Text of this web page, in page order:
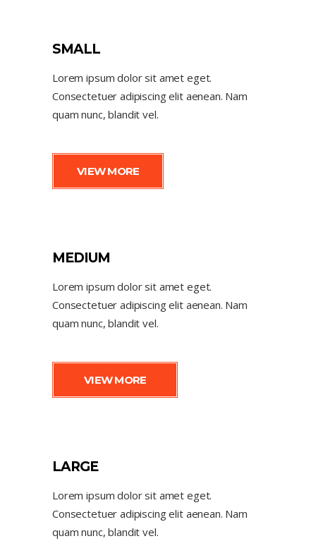
SMALL
Lorem ipsum dolor sit amet eget.
Consectetuer adipiscing elit aenean. Nam
quam nunc, blandit vel.
VIEW MORE
MEDIUM
Lorem ipsum dolor sit amet eget.
Consectetuer adipiscing elit aenean. Nam
quam nunc, blandit vel.
VIEW MORE
LARGE
Lorem ipsum dolor sit amet eget.
Consectetuer adipiscing elit aenean. Nam
quam nunc, blandit vel.